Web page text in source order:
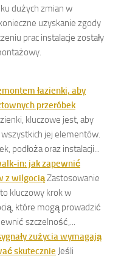
dużych zmian w
uzyskanie zgody
prac instalacje zostały
łazienki, aby
przeróbek
kluczowe jest, aby
jej elementów.
podłoża oraz instalacji...
in: jak zapewnić
z wilgociąZastosowanie
kluczowy krok w
które mogą prowadzić
szczelność,...
zużycia wymagają
skutecznie Jeśli